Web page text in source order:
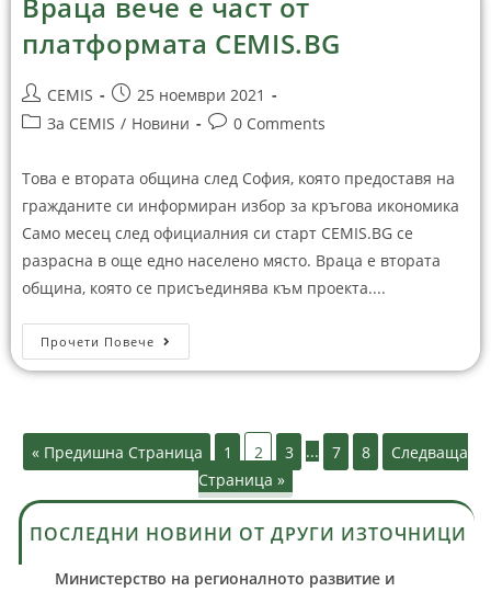
платформата CEMIS.BG
CEMIS
25 ноември 2021
За CEMIS / Новини 0 Comments
Това е втората община след София, която предоставя на
гражданите си информиран избор за кръгова икономика
Само месец след официалния си старт CEMIS.BG се
разрасна в още едно населено място. Враца е втората
община, която се присъединява към проекта....
Прочети Повече
« Предишна Страница 1 2 3 ... 7 8
Следваща
Страница »
ПОСЛЕДНИ НОВИНИ ОТ ДРУГИ ИЗТОЧНИЦИ
Министерство на регионалното развитие и